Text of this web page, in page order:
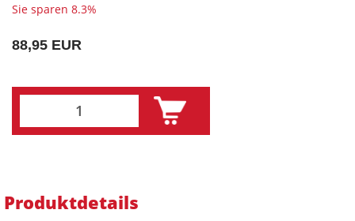
Sie sparen 8.3%
88,95 EUR
Produktdetails